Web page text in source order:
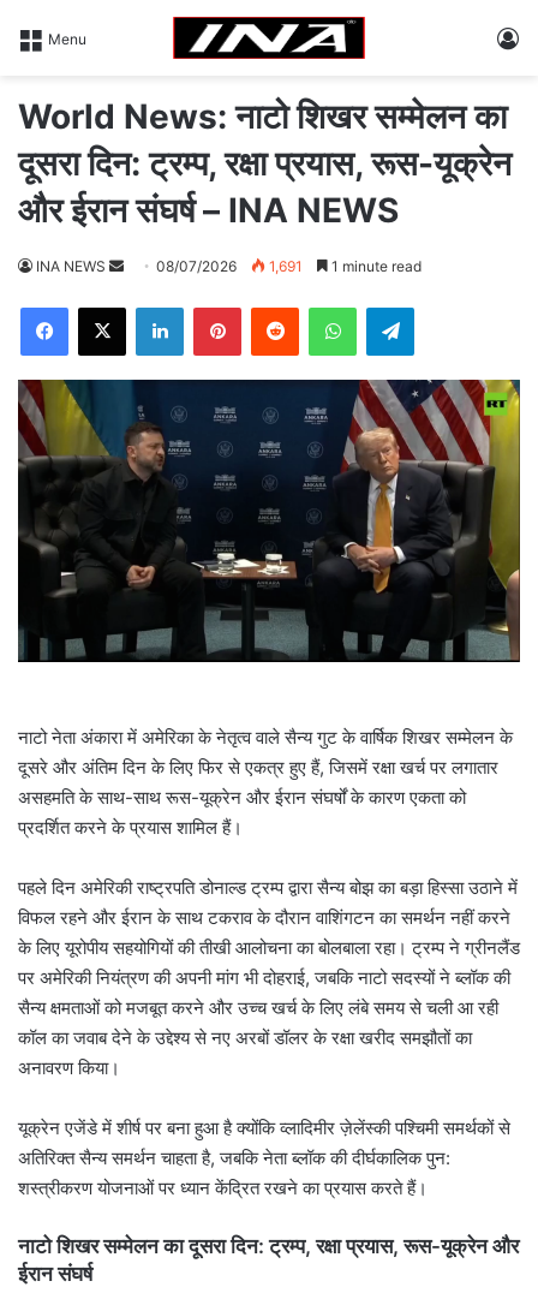
Menu
World News: नाटो शिखर सम्मेलन का
दूसरा दिन: ट्रम्प, रक्षा प्रयास, रूस-यूक्रेन
और ईरान संघर्ष – INA NEWS
INA NEWS
d
a
e
m
08/07/2026 1,691 1 minute read
नाटो नेता अंकारा में अमेरिका के नेतृत्व वाले सैन्य गुट के वार्षिक शिखर सम्मेलन के
दूसरे और अंतिम दिन के लिए फिर से एकत्र हुए हैं, जिसमें रक्षा खर्च पर लगातार
असहमति के साथ-साथ रूस-यूक्रेन और ईरान संघर्षों के कारण एकता को
प्रदर्शित करने के प्रयास शामिल हैं।
पहले दिन अमेरिकी राष्ट्रपति डोनाल्ड ट्रम्प द्वारा सैन्य बोझ का बड़ा हिस्सा उठाने में
विफल रहने और ईरान के साथ टकराव के दौरान वाशिंगटन का समर्थन नहीं करने
के लिए यूरोपीय सहयोगियों की तीखी आलोचना का बोलबाला रहा। ट्रम्प ने ग्रीनलैंड
पर अमेरिकी नियंत्रण की अपनी मांग भी दोहराई, जबकि नाटो सदस्यों ने ब्लॉक की
सैन्य क्षमताओं को मजबूत करने और उच्च खर्च के लिए लंबे समय से चली आ रही
कॉल का जवाब देने के उद्देश्य से नए अरबों डॉलर के रक्षा खरीद समझौतों का
अनावरण किया।
यूक्रेन एजेंडे में शीर्ष पर बना हुआ है क्योंकि व्लादिमीर ज़ेलेंस्की पश्चिमी समर्थकों से
अतिरिक्त सैन्य समर्थन चाहता है, जबकि नेता ब्लॉक की दीर्घकालिक पुन:
शस्त्रीकरण योजनाओं पर ध्यान केंद्रित रखने का प्रयास करते हैं।
नाटो शिखर सम्मेलन का दूसरा दिन: ट्रम्प, रक्षा प्रयास, रूस-यूक्रेन और
ईरान संघर्ष